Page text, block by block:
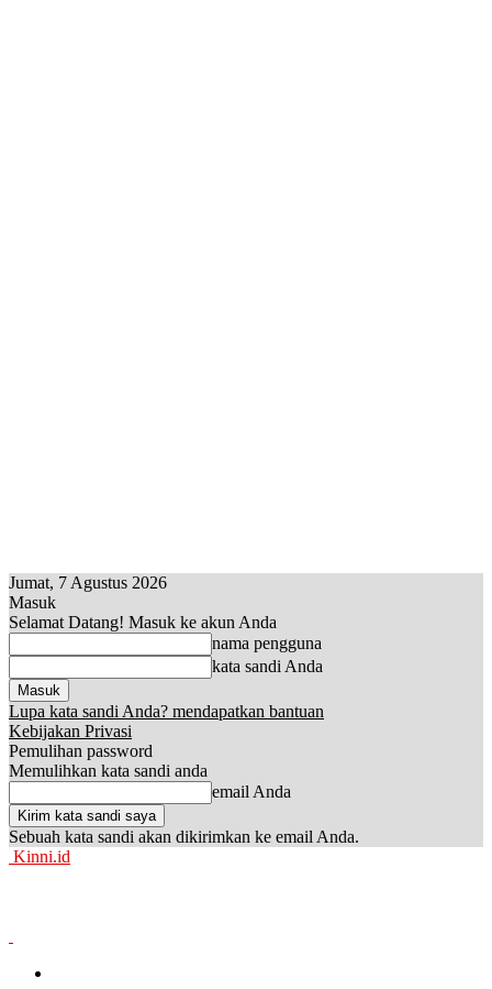
Jumat, 7 Agustus 2026
Masuk
Selamat Datang! Masuk ke akun Anda
nama pengguna
kata sandi Anda
Lupa kata sandi Anda? mendapatkan bantuan
Kebijakan Privasi
Pemulihan password
Memulihkan kata sandi anda
email Anda
Sebuah kata sandi akan dikirimkan ke email Anda.
Kinni.id